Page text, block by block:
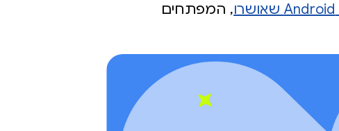
, המפתחים